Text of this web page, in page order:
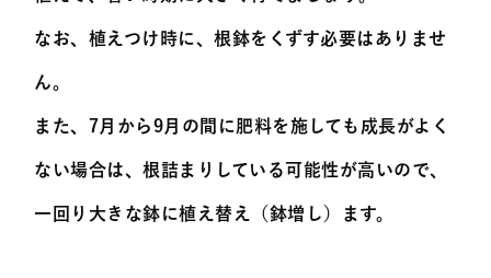
なお、植えつけ時に、根鉢をくずす必要はありませ
ん。
また、7月から9月の間に肥料を施しても成長がよく
ない場合は、根詰まりしている可能性が高いので、
一回り大きな鉢に植え替え（鉢増し）ます。